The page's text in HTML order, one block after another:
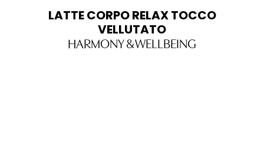
LATTE CORPO RELAX TOCCO
VELLUTATO
HARMONY & WELLBEING